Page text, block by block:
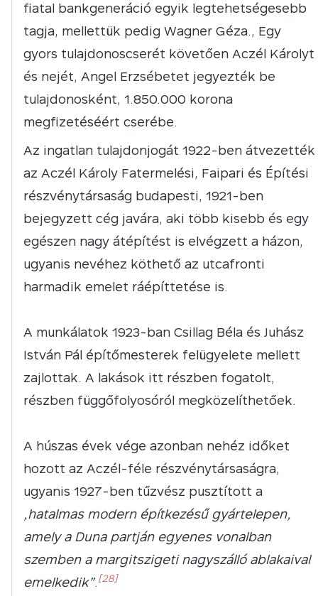
fiatal bankgeneráció egyik legtehetségesebb
tagja, mellettük pedig Wagner Géza., Egy
gyors tulajdonoscserét követően Aczél Károlyt
és nejét, Angel Erzsébetet jegyezték be
tulajdonosként, 1.850.000 korona
megfizetéséért cserébe.
Az ingatlan tulajdonjogát 1922-ben átvezették
az Aczél Károly Fatermelési, Faipari és Építési
részvénytársaság budapesti, 1921-ben
bejegyzett cég javára, aki több kisebb és egy
egészen nagy átépítést is elvégzett a házon,
ugyanis nevéhez köthető az utcafronti
harmadik emelet ráépíttetése is.
A munkálatok 1923-ban Csillag Béla és Juhász
István Pál építőmesterek felügyelete mellett
zajlottak. A lakások itt részben fogatolt,
részben függőfolyosóról megközelíthetőek.
A húszas évek vége azonban nehéz időket
hozott az Aczél-féle részvénytársaságra,
ugyanis 1927-ben tűzvész pusztított a
„hatalmas modern építkezésű gyártelepen,
amely a Duna partján egyenes vonalban
szemben a margitszigeti nagyszálló ablakaival
emelkedik”.[28]